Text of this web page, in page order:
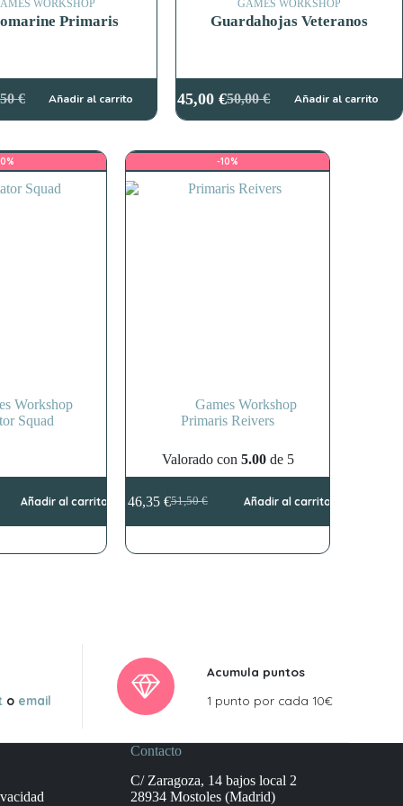
WORKSHOP
Primaris
€
€.
€.
Añadir al carrito
GAMES WORKSHOP
Guardahojas Veteranos
50,00€
El
precio
era:
50,00 €.
45,00€El
precio
es:
45,00 €.
Añadir al carrito
Workshop
Squad
Añadir al carrito
-10%
Games Workshop
Primaris Reivers
Valorado con 5.00de 5
51,50€
El
precio
era:
46,35 €El
precio
es:
Añadir al carrito
o email
Acumula puntos
1 punto por cada 10€
Contacto
C/ Zaragoza, 14 bajos local 2
28934 Mostoles (Madrid)